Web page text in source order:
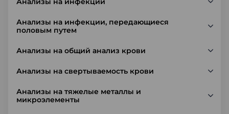
Анализы на инфекции, передающиеся
половым путем
Анализы на общий анализ крови
Анализы на свертываемость крови
Анализы на тяжелые металлы и
микроэлементы